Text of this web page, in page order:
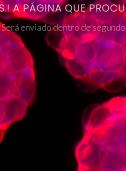
A PÁGINA QUE
Será enviado dentro de